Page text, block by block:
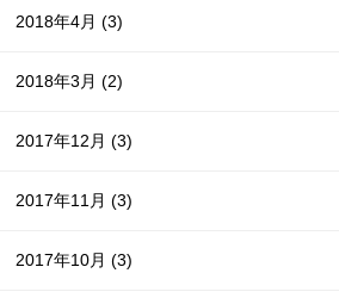
2018年4月(3)
2018年3月(2)
2017年12月(3)
2017年11月(3)
2017年10月(3)